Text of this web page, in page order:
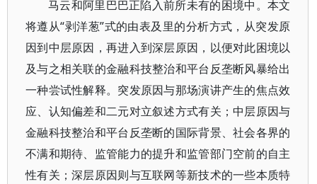
马云和阿里巴巴正陷入前所未有的困境中。本文
将遵从“剥洋葱”式的由表及里的分析方式，从突发原
因到中层原因，再进入到深层原因，以便对此困境以
及与之相关联的金融科技整治和平台反垄断风暴给出
一种尝试性解释。突发原因与那场演讲产生的焦点效
应、认知偏差和二元对立叙述方式有关；中层原因与
金融科技整治和平台反垄断的国际背景、社会各界的
不满和期待、监管能力的提升和监管部门空前的自主
性有关；深层原因则与互联网等新技术的一些本质特